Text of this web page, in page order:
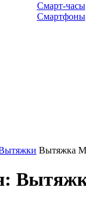
Смарт-часы
Смартфоны
Вытяжка